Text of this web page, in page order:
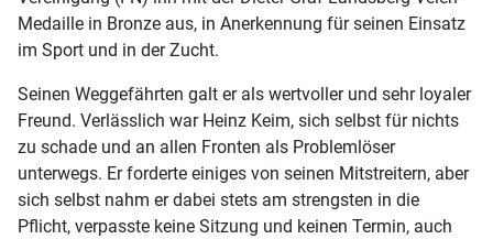
Medaille in Bronze aus, in Anerkennung für seinen Einsatz
im Sport und in der Zucht.
Seinen Weggefährten galt er als wertvoller und sehr loyaler
Freund. Verlässlich war Heinz Keim, sich selbst für nichts
zu schade und an allen Fronten als Problemlöser
unterwegs. Er forderte einiges von seinen Mitstreitern, aber
sich selbst nahm er dabei stets am strengsten in die
Pflicht, verpasste keine Sitzung und keinen Termin, auch